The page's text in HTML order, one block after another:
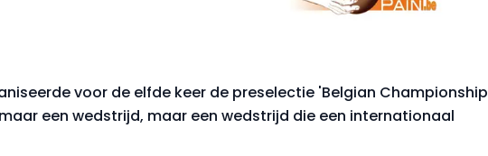
voor de elfde keer de preselectie 'Belgian Championship
een wedstrijd, maar een wedstrijd die een internationaal